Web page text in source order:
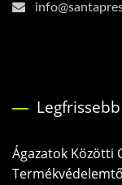
Ágazatok Közötti